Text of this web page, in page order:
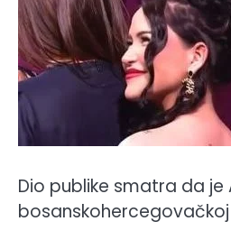
Dio publike smatra da